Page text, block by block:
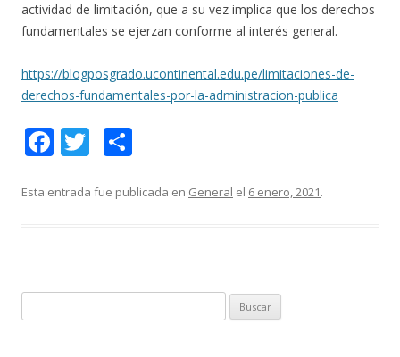
actividad de limitación, que a su vez implica que los derechos
fundamentales se ejerzan conforme al interés general.
https://blogposgrado.ucontinental.edu.pe/limitaciones-de-
derechos-fundamentales-por-la-administracion-publica
F
e
o
k
T
itt m
ti
r
Esta entrada fue publicada en General el 6 enero, 2021.
u